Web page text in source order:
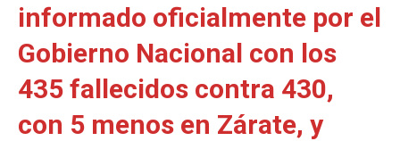
informado oficialmente por el
Gobierno Nacional con los
435 fallecidos contra 430,
con 5 menos en Zárate, y